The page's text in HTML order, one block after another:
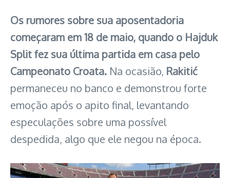
Os rumores sobre sua aposentadoria
começaram em 18 de maio, quando o Hajduk
Split fez sua última partida em casa pelo
Campeonato Croata. Na ocasião, Rakitić
permaneceu no banco e demonstrou forte
emoção após o apito final, levantando
especulações sobre uma possível
despedida, algo que ele negou na época.